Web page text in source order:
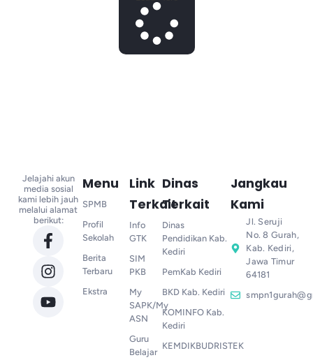
Jelajahi akun
media sosial
kami lebih jauh
melalui alamat
berikut:
Menu
SPMB
Profil
Sekolah
Berita
Terbaru
Ekstra
Link
Terkait
Info
GTK
SIM
PKB
My
SAPK/My
ASN
Guru
Belajar
Dinas
Terkait
Dinas
Pendidikan Kab.
Kediri
PemKab Kediri
BKD Kab. Kediri
KOMINFO Kab.
Kediri
KEMDIKBUDRISTEK
Jangkau
Kami
Jl. Seruji
No. 8 Gurah,
Kab. Kediri,
Jawa Timur
64181